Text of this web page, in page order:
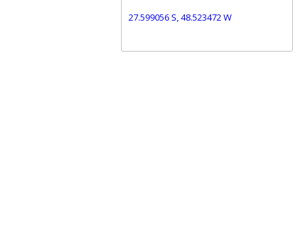
27.599056 S, 48.523472 W